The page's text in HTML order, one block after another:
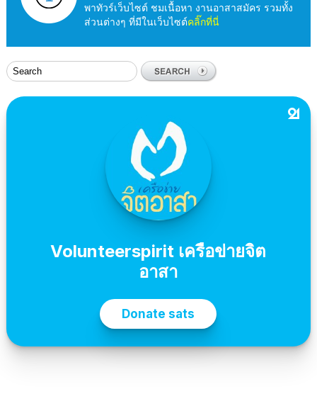
พาทัวร์เว็บไซต์ ชมเนื้อหา งานอาสาสมัคร รวมทั้ง
ส่วนต่างๆ ที่มีในเว็บไซต์คลิ๊กที่นี่